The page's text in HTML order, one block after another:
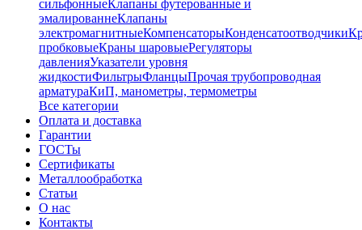
сильфонныеКлапаны футерованные и
эмалированнеКлапаны
электромагнитныеКомпенсаторыКонденсатоотводчики
пробковыеКраны шаровыеРегуляторы
давленияУказатели уровня
жидкостиФильтрыФланцыПрочая трубопроводная
арматураКиП, манометры, термометры
Все категории
Оплата и доставка
Гарантии
ГОСТы
Сертификаты
Металлообработка
Статьи
О нас
Контакты